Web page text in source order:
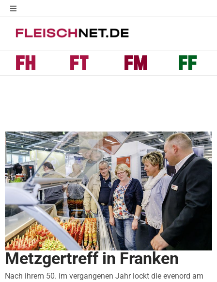
Metzgertreff in Franken
Nach ihrem 50. im vergangenen Jahr lockt die evenord am